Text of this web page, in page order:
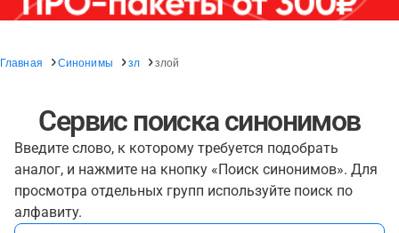
Главная Синонимы зл злой
Сервис поиска синонимов
Введите слово, к которому требуется подобрать
аналог, и нажмите на кнопку «Поиск синонимов». Для
просмотра отдельных групп используйте поиск по
алфавиту.